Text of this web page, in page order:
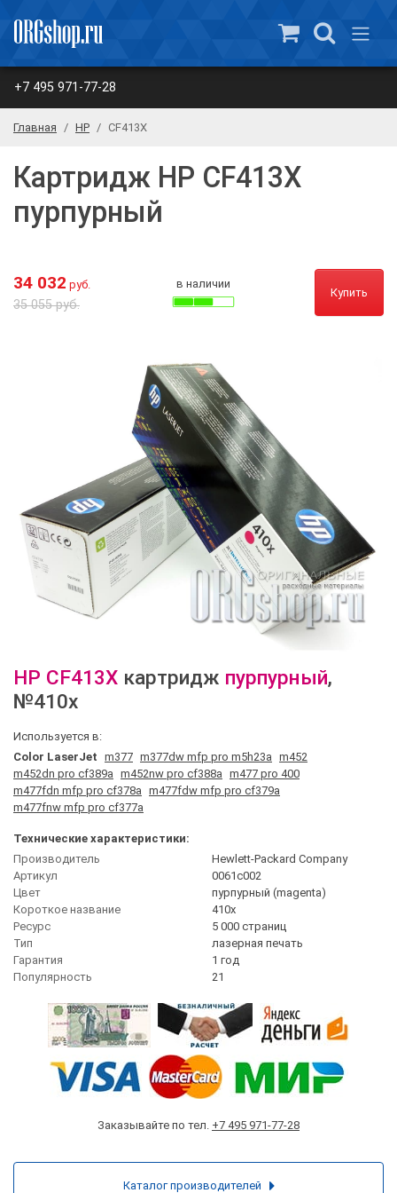
+7 495 971-77-28
Главная HP CF413X
Картридж HP CF413X
пурпурный
34 032 руб.
35 055 руб.
в наличии
Купить
HP CF413X картридж пурпурный,
№410x
Используется в:
Color LaserJet m377 m377dw mfp pro m5h23a m452
m452dn pro cf389a m452nw pro cf388a m477 pro 400
m477fdn mfp pro cf378a m477fdw mfp pro cf379a
m477fnw mfp pro cf377a
Технические характеристики:
Производитель
Hewlett-Packard Company
Артикул
0061c002
Цвет
пурпурный (magenta)
Короткое название
410x
Ресурс
5 000 страниц
Тип
лазерная печать
Гарантия
1 год
Популярность
21
Заказывайте по тел. +7 495 971-77-28